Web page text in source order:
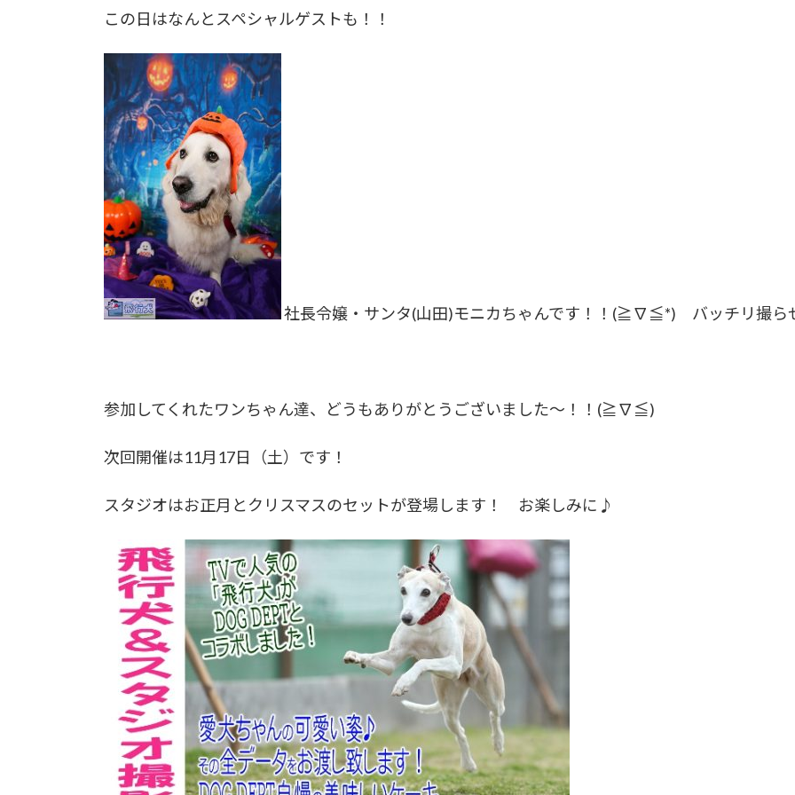
この日はなんとスペシャルゲストも！！
社長令嬢・サンタ(山田)モニカちゃんです！！(≧∇≦*) バッチリ撮ら
参加してくれたワンちゃん達、どうもありがとうございました～！！(≧∇≦)
次回開催は11月17日（土）です！
スタジオはお正月とクリスマスのセットが登場します！ お楽しみに♪